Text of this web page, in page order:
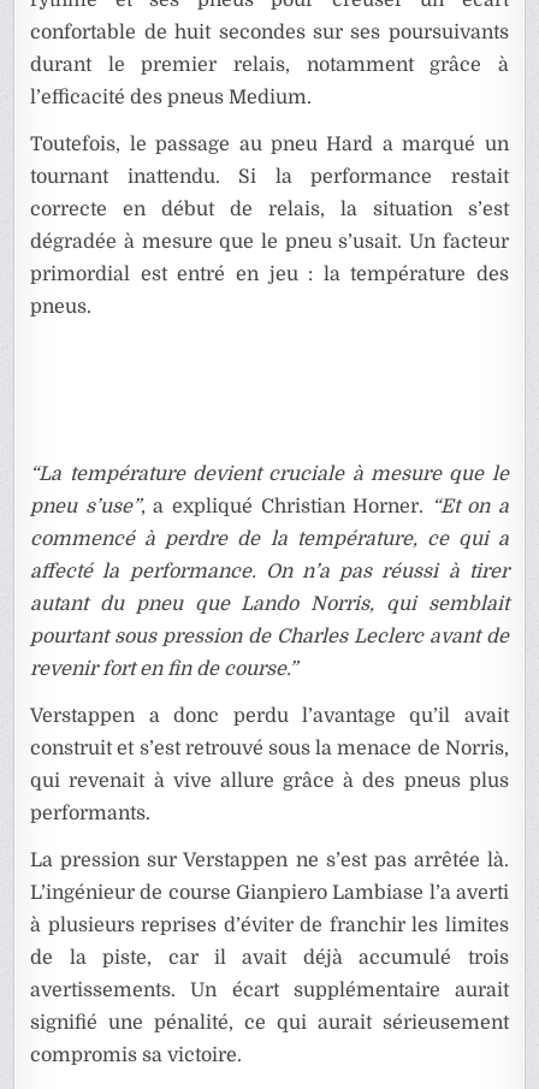
confortable de huit secondes sur ses poursuivants
durant le premier relais, notamment grâce à
l’efficacité des pneus Medium.
Toutefois, le passage au pneu Hard a marqué un
tournant inattendu. Si la performance restait
correcte en début de relais, la situation s’est
dégradée à mesure que le pneu s’usait. Un facteur
primordial est entré en jeu : la température des
pneus.
“La température devient cruciale à mesure que le
pneu s’use”, a expliqué Christian Horner.
“Et on a
commencé à perdre de la température, ce qui a
affecté la performance. On n’a pas réussi à tirer
autant du pneu que Lando Norris, qui semblait
pourtant sous pression de Charles Leclerc avant de
revenir fort en fin de course.”
Verstappen a donc perdu l’avantage qu’il avait
construit et s’est retrouvé sous la menace de Norris,
qui revenait à vive allure grâce à des pneus plus
performants.
La pression sur Verstappen ne s’est pas arrêtée là.
L’ingénieur de course Gianpiero Lambiase l’a averti
à plusieurs reprises d’éviter de franchir les limites
de la piste, car il avait déjà accumulé trois
avertissements. Un écart supplémentaire aurait
signifié une pénalité, ce qui aurait sérieusement
compromis sa victoire.